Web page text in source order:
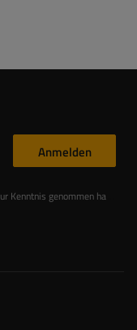
genommen habe
Anmelden